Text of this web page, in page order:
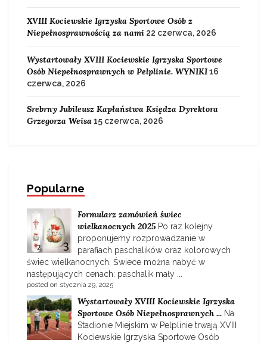
XVIII Kociewskie Igrzyska Sportowe Osób z
Niepełnosprawnością za nami 22 czerwca, 2026
Wystartowały XVIII Kociewskie Igrzyska Sportowe
Osób Niepełnosprawnych w Pelplinie. WYNIKI16
czerwca, 2026
Srebrny Jubileusz Kapłaństwa Księdza Dyrektora
Grzegorza Weisa15 czerwca, 2026
Popularne
Formularz zamówień świec
wielkanocnych 2025 Po raz kolejny
proponujemy rozprowadzanie w
parafiach paschalików oraz kolorowych
świec wielkanocnych. Świece można nabyć w
następujących cenach: paschalik mały ...
posted on stycznia 29, 2025
Wystartowały XVIII Kociewskie Igrzyska
Sportowe Osób Niepełnosprawnych ... Na
Stadionie Miejskim w Pelplinie trwają XVIII
Kociewskie Igrzyska Sportowe Osób